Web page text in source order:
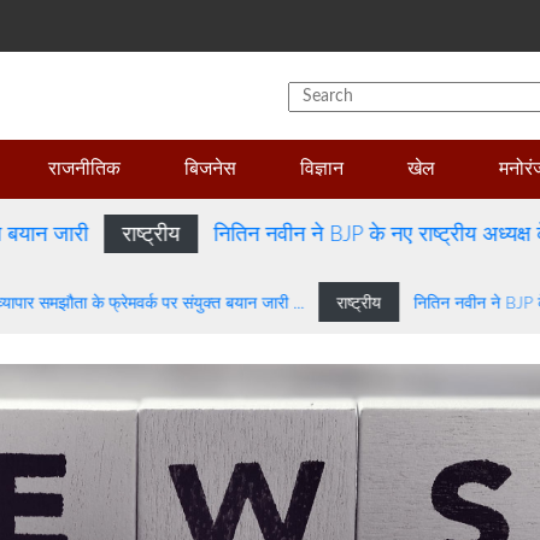
राजनीतिक बिजनेस विज्ञान खेल
जारी राष्ट्रीय नितिन नवीन ने BJP के नए राष्ट्रीय अध्यक्ष के
व्यापार समझौता के फ्रेमवर्क पर संयुक्त बयान जारी ... राष्ट्रीय नितिन नवीन ने